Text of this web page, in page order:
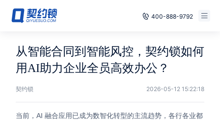
400-888-9792
E‑signature
Seals
archives
Free Trial
Already have an account, log in
从智能合同到智能风控，契约锁如何
用AI助力企业全员高效办公？
契约锁 2026-05-12 15:22:18
当前，AI 融合应用已成为数智化转型的主流趋势，各行各业都